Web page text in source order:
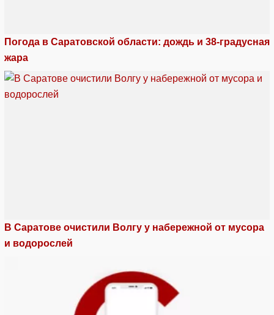
Погода в Саратовской области: дождь и 38-градусная
жара
В Саратове очистили Волгу у набережной от мусора
и водорослей